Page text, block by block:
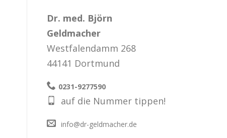
Dr. med. Björn
Geldmacher
Westfalendamm 268
44141 Dortmund
0231-9277590
auf die Nummer tippen!
info@dr-geldmacher.de